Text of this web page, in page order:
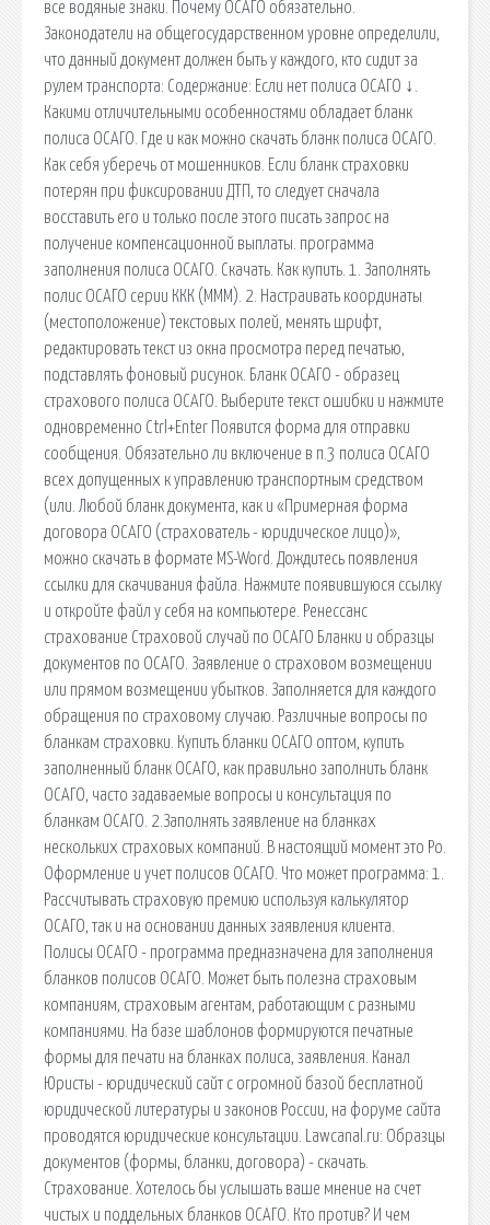
все водяные знаки. Почему ОСАГО обязательно.
Законодатели на общегосударственном уровне определили,
что данный документ должен быть у каждого, кто сидит за
рулем транспорта: Содержание: Если нет полиса ОСАГО ↓.
Какими отличительными особенностями обладает бланк
полиса ОСАГО. Где и как можно скачать бланк полиса ОСАГО.
Как себя уберечь от мошенников. Если бланк страховки
потерян при фиксировании ДТП, то следует сначала
восставить его и только после этого писать запрос на
получение компенсационной выплаты. программа
заполнения полиса ОСАГО. Скачать. Как купить. 1. Заполнять
полис ОСАГО серии ККК (МММ). 2. Настраивать координаты
(местоположение) текстовых полей, менять шрифт,
редактировать текст из окна просмотра перед печатью,
подставлять фоновый рисунок. Бланк ОСАГО - образец
страхового полиса ОСАГО. Выберите текст ошибки и нажмите
одновременно Ctrl+Enter Появится форма для отправки
сообщения. Обязательно ли включение в п.3 полиса ОСАГО
всех допущенных к управлению транспортным средством
(или. Любой бланк документа, как и «Примерная форма
договора ОСАГО (страхователь - юридическое лицо)»,
можно скачать в формате MS-Word. Дождитесь появления
ссылки для скачивания файла. Нажмите появившуюся ссылку
и откройте файл у себя на компьютере. Ренессанс
страхование Страховой случай по ОСАГО Бланки и образцы
документов по ОСАГО. Заявление о страховом возмещении
или прямом возмещении убытков. Заполняется для каждого
обращения по страховому случаю. Различные вопросы по
бланкам страховки. Купить бланки ОСАГО оптом, купить
заполненный бланк ОСАГО, как правильно заполнить бланк
ОСАГО, часто задаваемые вопросы и консультация по
бланкам ОСАГО. 2.Заполнять заявление на бланках
нескольких страховых компаний. В настоящий момент это Ро.
Оформление и учет полисов ОСАГО. Что может программа: 1.
Рассчитывать страховую премию используя калькулятор
ОСАГО, так и на основании данных заявления клиента.
Полисы ОСАГО - программа предназначена для заполнения
бланков полисов ОСАГО. Может быть полезна страховым
компаниям, страховым агентам, работающим с разными
компаниями. На базе шаблонов формируются печатные
формы для печати на бланках полиса, заявления. Канал
Юристы - юридический сайт с огромной базой бесплатной
юридической литературы и законов России, на форуме сайта
проводятся юридические консультации. Lawcanal.ru: Образцы
документов (формы, бланки, договора) - скачать.
Страхование. Хотелось бы услышать ваше мнение на счет
чистых и поддельных бланков ОСАГО. Кто против? И чем